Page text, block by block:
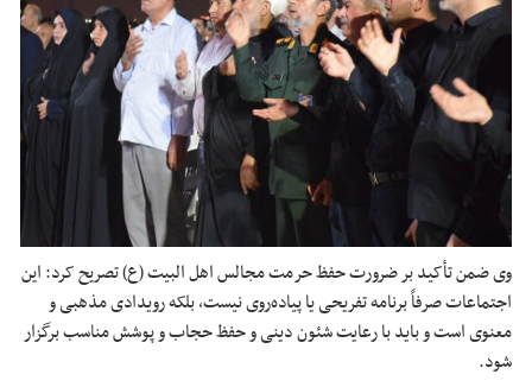
وی ضمن تأکید بر ضرورت حفظ حرمت مجالس اهلالبیت(ع)تصریح کرد: این
اجتماعات صرفاً برنامه تفریحی یا پیاده‌روی نیست، بلکه رویدادی مذهبی و
معنوی است و باید با رعایت شئون دینی و حفظ حجاب و پوشش مناسب برگزار
شود.